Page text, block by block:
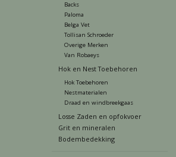
Backs
Paloma
Belga Vet
Tollisan Schroeder
Overige Merken
Van Robaeys
Hok en Nest Toebehoren
Hok Toebehoren
Nestmaterialen
Draad en windbreekgaas
Losse Zaden en opfokvoer
Grit en mineralen
Bodembedekking